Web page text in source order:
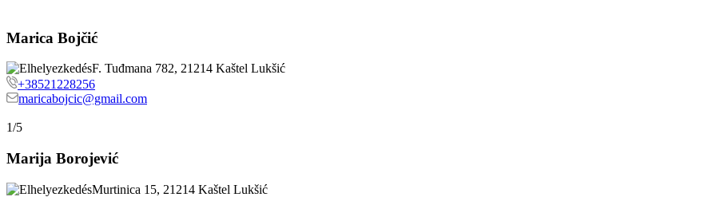
Marica Bojčić
F. Tuđmana 782, 21214 Kaštel Lukšić
+38521228256
maricabojcic@gmail.com
1/5
Marija Borojević
Murtinica 15, 21214 Kaštel Lukšić